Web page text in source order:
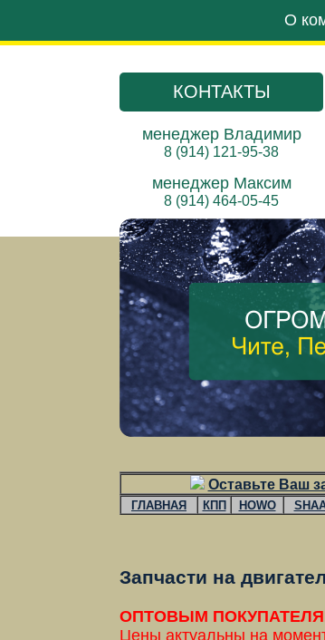
О
КОНТАКТЫ
менеджер Владимир
8 (914) 121-95-38
менеджер Максим
8 (914) 464-05-45
Оставьте Ваш
ГЛАВНАЯ КПП HOWO
Запчасти на
ОПТОВЫМ ПОКУПАТЕЛЯМ
Цены актуальны на